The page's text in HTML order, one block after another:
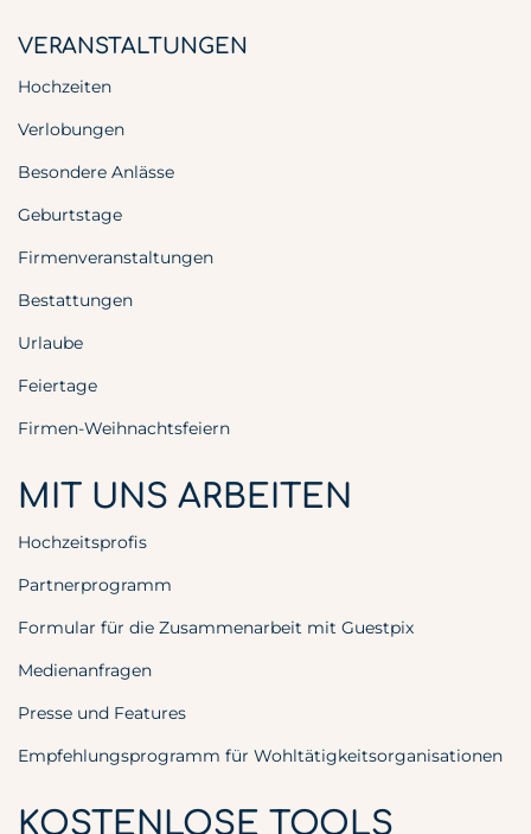
VERANSTALTUNGEN
Hochzeiten
Verlobungen
Besondere Anlässe
Geburtstage
Firmenveranstaltungen
Bestattungen
Urlaube
Feiertage
Firmen-Weihnachtsfeiern
MIT UNS ARBEITEN
Hochzeitsprofis
Partnerprogramm
Formular für die Zusammenarbeit mit Guestpix
Medienanfragen
Presse und Features
Empfehlungsprogramm für Wohltätigkeitsorganisationen
KOSTENLOSE TOOLS